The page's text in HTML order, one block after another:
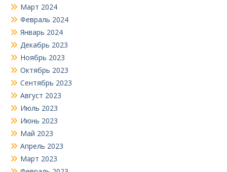
Март 2024
Февраль 2024
Январь 2024
Декабрь 2023
Ноябрь 2023
Октябрь 2023
Сентябрь 2023
Август 2023
Июль 2023
Июнь 2023
Май 2023
Апрель 2023
Март 2023